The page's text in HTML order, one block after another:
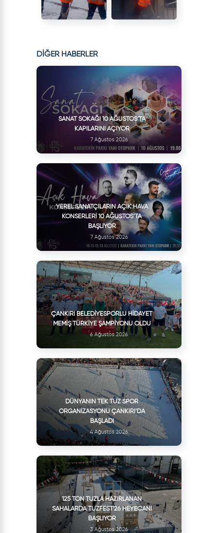
DİĞER HABERLER
SANAT SOKAĞI 10 AĞUSTOS’TA
KAPILARINI AÇIYOR
7 Ağustos 2026
YEREL SANATÇILARIN AÇIK HAVA
KONSERLERI 10 AĞUSTOS’TA
BAŞLIYOR
7 Ağustos 2026
ÇANKIRI BELEDIYESPORLU HIDAYET
MEMIŞ TÜRKIYE ŞAMPIYONU OLDU
6 Ağustos 2026
DÜNYANIN TEK TUZ SPOR
ORGANIZASYONU ÇANKIRI’DA
BAŞLADI
4 Ağustos 2026
125 TON TUZLA HAZIRLANAN
SAHALARDA TUZFEST'26 HEYECANI
BAŞLIYOR
3 Ağustos 2026